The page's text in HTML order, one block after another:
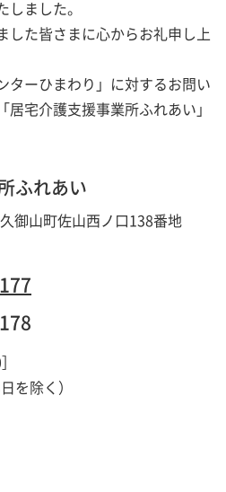
ました。
した皆さまに心からお礼申し上
ターひまわり」に対するお問い
宅介護支援事業所ふれあい」
ふれあい
御山町佐山西ノ口138番地
を除く）